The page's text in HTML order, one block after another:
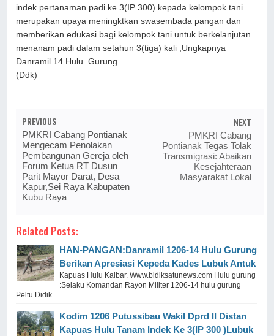
indek pertanaman padi ke 3(IP 300) kepada kelompok tani
merupakan upaya meningktkan swasembada pangan dan
memberikan edukasi bagi kelompok tani untuk berkelanjutan
menanam padi dalam setahun 3(tiga) kali ,Ungkapnya
Danramil 14 Hulu Gurung.
(Ddk)
PREVIOUS
PMKRI Cabang Pontianak
Mengecam Penolakan
Pembangunan Gereja oleh
Forum Ketua RT Dusun
Parit Mayor Darat, Desa
Kapur,Sei Raya Kabupaten
Kubu Raya
NEXT
PMKRI Cabang
Pontianak Tegas Tolak
Transmigrasi: Abaikan
Kesejahteraan
Masyarakat Lokal
Related Posts:
HAN-PANGAN:Danramil 1206-14 Hulu Gurung
Berikan Apresiasi Kepeda Kades Lubuk Antuk
Kapuas Hulu Kalbar. Www.bidiksatunews.com Hulu gurung
:Selaku Komandan Rayon Militer 1206-14 hulu gurung
Peltu Didik ...
Kodim 1206 Putussibau Wakil Dprd II Distan
Kapuas Hulu Tanam Indek Ke 3(IP 300 )Lubuk